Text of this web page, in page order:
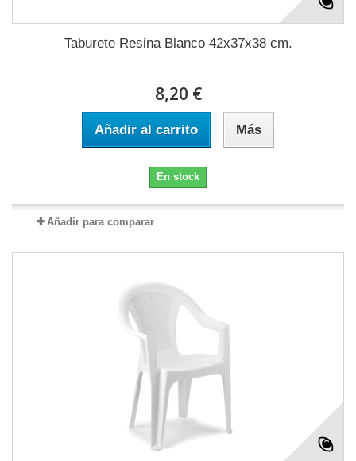
Taburete Resina Blanco 42x37x38 cm.
8,20 €
Añadir al carrito Más
En stock
Añadir para comparar